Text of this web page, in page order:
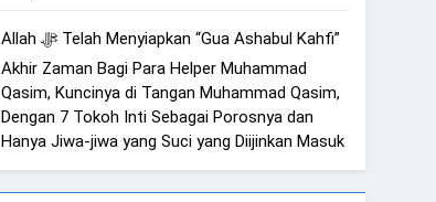
Allah ﷻ Telah Menyiapkan “Gua Ashabul Kahfi”
Akhir Zaman Bagi Para Helper Muhammad
Qasim, Kuncinya di Tangan Muhammad Qasim,
Dengan 7 Tokoh Inti Sebagai Porosnya dan
Hanya Jiwa-jiwa yang Suci yang Diijinkan Masuk